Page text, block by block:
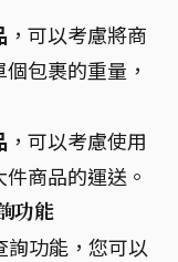
，可以考慮將商
包裹的重量，
，可以考慮使用
商品的運送。
功能
功能，您可以